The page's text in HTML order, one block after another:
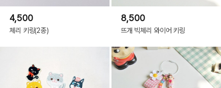
4,500
체리 키링(2종)
8,500
뜨개 빅체리 와이어 키링